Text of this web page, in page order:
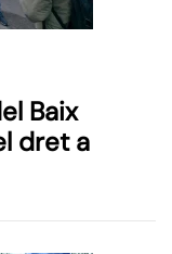
Baix
dret a